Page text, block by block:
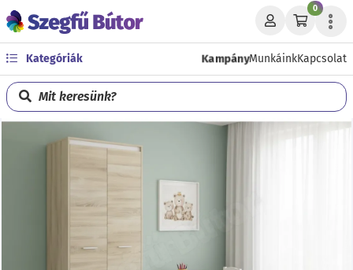
0
Kategóriák KampányMunkáinkKapcsolat
Mit keresünk?